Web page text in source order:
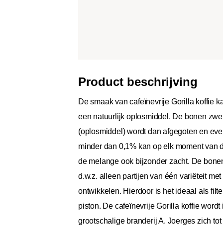
Product beschrijving
De smaak van cafeïnevrije Gorilla koffie
een natuurlijk oplosmiddel. De bonen
(oplosmiddel) wordt dan afgegoten en
minder dan 0,1% kan op elk moment van
de melange ook bijzonder zacht. De
d.w.z. alleen partijen van één variëteit
ontwikkelen. Hierdoor is het ideaal als
piston. De cafeïnevrije Gorilla koffie
grootschalige branderij A. Joerges zich